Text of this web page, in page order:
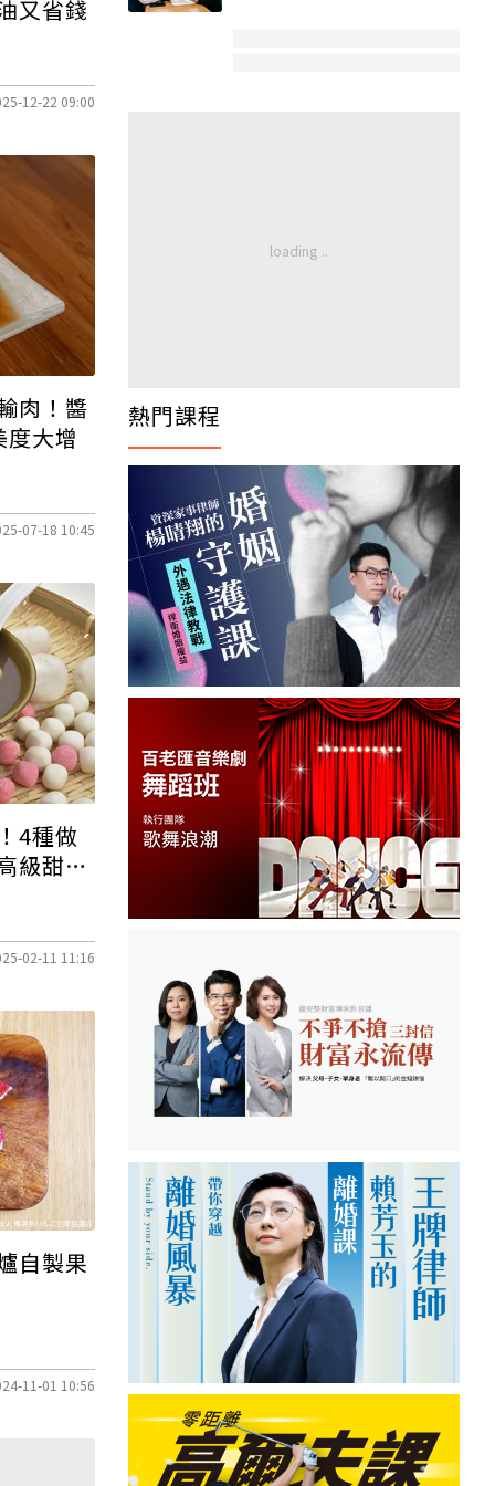
又省錢
12-22 09:00
肉！醬
大增
07-18 10:45
4種做
級甜
02-11 11:16
自製果
11-01 10:56